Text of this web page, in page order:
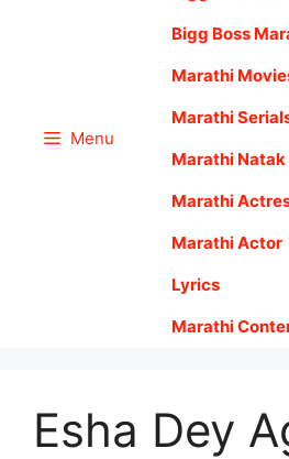
Menu
Bigg Boss
Marathi
Marathi
Marathi Natak
Marathi
Marathi Actor
Lyrics
Marathi
Esha Dey